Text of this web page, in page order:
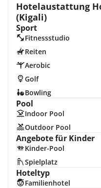
Hotelaustattung
(Kigali)
Sport
Fitnessstudio
Reiten
Aerobic
Golf
Bowling
Pool
Indoor Pool
Outdoor Pool
Angebote für Kinder
Kinder-Pool
Spielplatz
Hoteltyp
Familienhotel